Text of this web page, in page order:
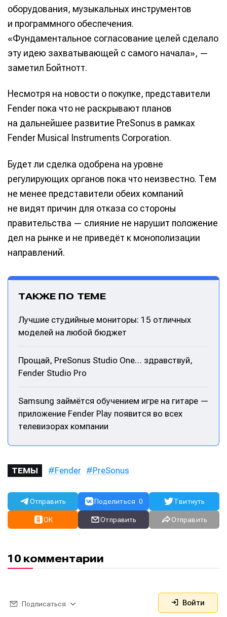
оборудования, музыкальных инструментов
и программного обеспечения.
«Фундаментальное согласование целей сделало
эту идею захватывающей с самого начала», —
заметил Бойтнотт.
Несмотря на новости о покупке, представители
Fender пока что не раскрывают планов
на дальнейшее развитие PreSonus в рамках
Fender Musical Instruments Corporation.
Будет ли сделка одобрена на уровне
регулирующих органов пока что неизвестно. Тем
не менее представители обеих компаний
не видят причин для отказа со стороны
правительства — слияние не нарушит положение
дел на рынке и не приведёт к монополизации
направлений.
ТАКЖЕ ПО ТЕМЕ
Лучшие студийные мониторы: 15 отличных
моделей на любой бюджет
Прощай, PreSonus Studio One… здравствуй,
Fender Studio Pro
Samsung займётся обучением игре на гитаре —
приложение Fender Play появится во всех
телевизорах компании
ТЕМЫ Fender PreSonus
Отправить Поделиться 0 Твитнуть
OK Отправить Отправить
10 комментарии
Подписаться Войти